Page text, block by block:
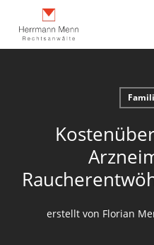
main
erstellt von Florian